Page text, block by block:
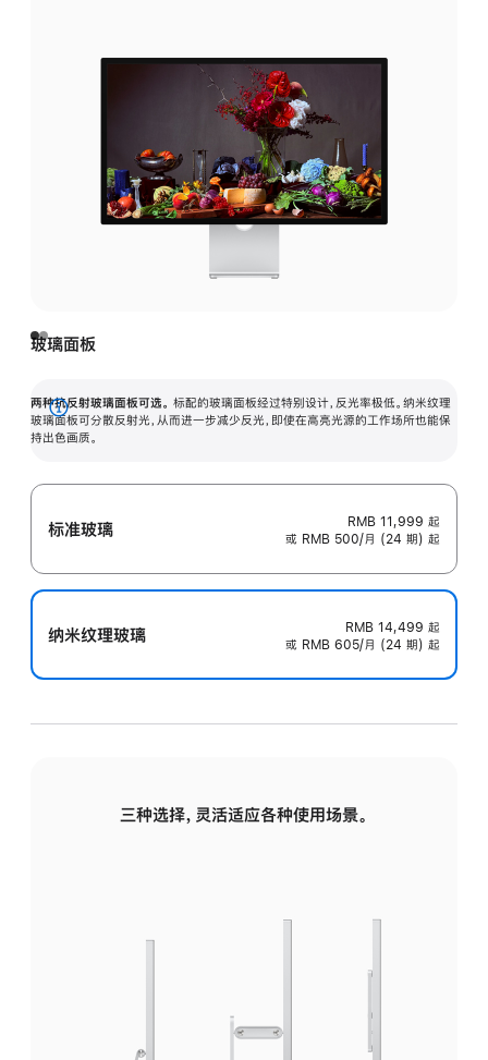
玻璃面板
两种抗反射玻璃面板可选。 标配的玻璃面板经过特别设计，反光率极低。纳米纹理
玻璃面板可分散反射光，从而进一步减少反光，即使在高亮光源的工作场所也能保
持出色画质。
展
开
标准玻璃 RMB 11,999 起
或 RMB 500/月 (24 期) 起
纳米纹理玻璃 RMB 14,499 起
或 RMB 605/月 (24 期) 起
三种选择，灵活适应各种使用场景。